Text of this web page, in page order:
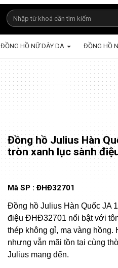
ĐỒNG HỒ NỮ DÂY DA ĐỒNG HỒ
Đồng hồ Julius Hàn
tròn xanh lục sành
Mã SP : ĐHĐ32701
Đồng hồ Julius Hàn Quốc JA
điệu ĐHĐ32701 nổi bật với
thép không gỉ, mạ vàng
nhưng vẫn mãi tồn tại cùng
Julius mang đến.